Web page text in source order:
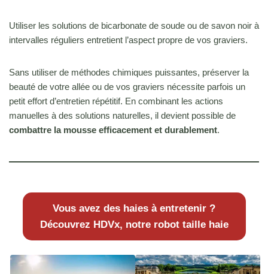
Utiliser les solutions de bicarbonate de soude ou de savon noir à
intervalles réguliers entretient l’aspect propre de vos graviers.
Sans utiliser de méthodes chimiques puissantes, préserver la
beauté de votre allée ou de vos graviers nécessite parfois un
petit effort d’entretien répétitif. En combinant les actions
manuelles à des solutions naturelles, il devient possible de
combattre la mousse efficacement et durablement.
Vous avez des haies à entretenir ?
Découvrez HDVx, notre robot taille haie